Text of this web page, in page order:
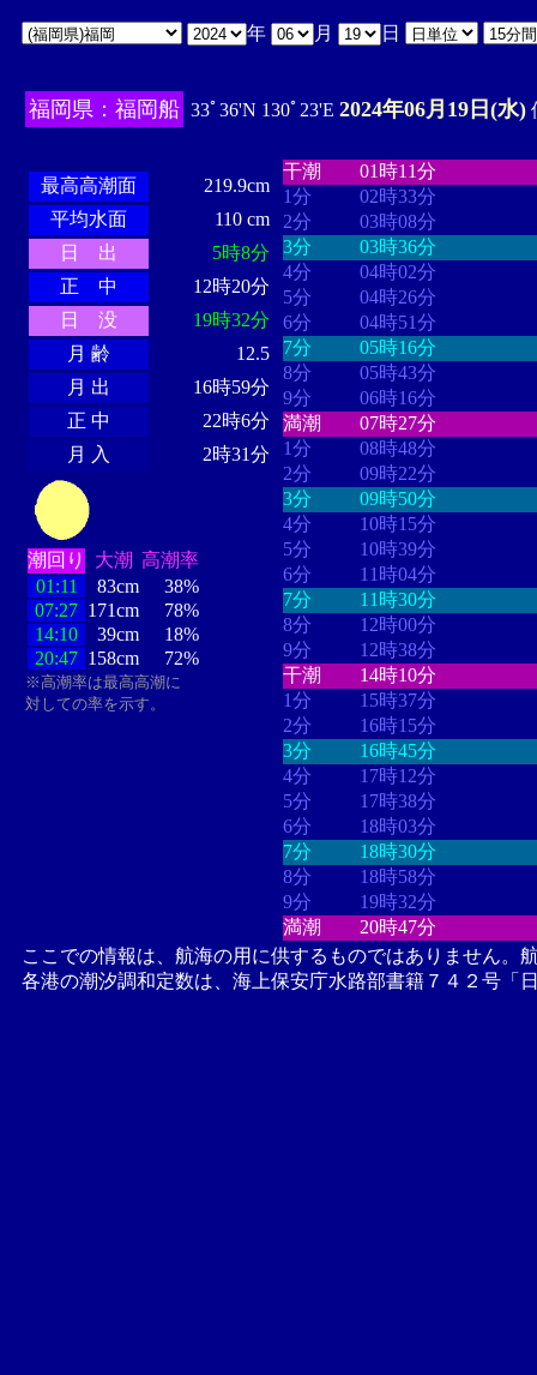
年 月 日
福岡県：福岡船 33ﾟ36'N 130ﾟ23'E 2024年06月19日(水)
最高高潮面
219.9cm
平均水面
110 cm
日 出
5時8分
正 中
12時20分
日 没
19時32分
月 齢
12.5
月 出
16時59分
正 中
22時6分
月 入
2時31分
潮回り 大潮 高潮率
01:11
83cm
38%
07:27 171cm
78%
14:10
39cm
18%
20:47 158cm 72%
※高潮率は最高高潮に
対しての率を示す。
干潮
01時11分
1分
02時33分
2分
03時08分
3分
03時36分
4分
04時02分
5分
04時26分
6分
04時51分
7分
05時16分
8分
05時43分
9分
06時16分
満潮
07時27分
1分
08時48分
2分
09時22分
3分
09時50分
4分
10時15分
5分
10時39分
6分
11時04分
7分
11時30分
8分
12時00分
9分
12時38分
干潮
14時10分
1分
15時37分
2分
16時15分
3分
16時45分
4分
17時12分
5分
17時38分
6分
18時03分
7分
18時30分
8分
18時58分
9分
19時32分
満潮
20時47分
ここでの情報は、航海の用に供するものではありません。
各港の潮汐調和定数は、海上保安庁水路部書籍７４２号「